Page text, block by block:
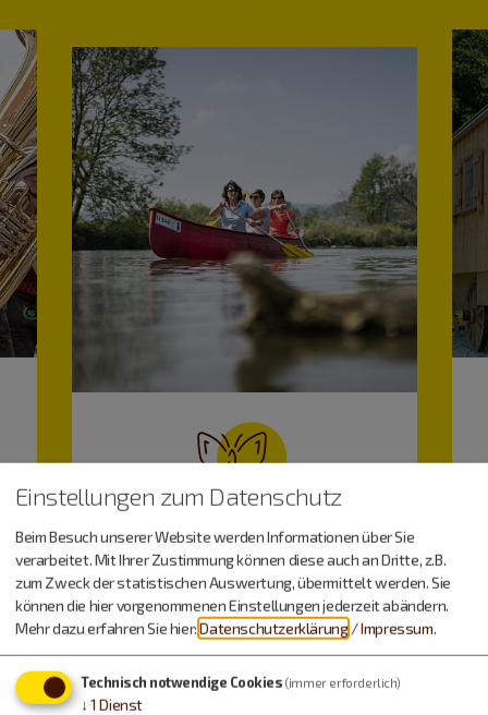
Freizeitspaß
Einstellungen zum Datenschutz
Beim Besuch unserer Website werden Informationen über Sie
verarbeitet. Mit Ihrer Zustimmung können diese auch an Dritte, z.B.
zum Zweck der statistischen Auswertung, übermittelt werden. Sie
können die hier vorgenommenen Einstellungen jederzeit abändern.
Mehr dazu erfahren Sie hier:Datenschutzerklärung /Impressum.
Technisch notwendige Cookies (immer erforderlich)
↓ 1 Dienst